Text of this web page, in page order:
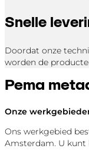
Snelle
Doordat onze
worden de
Pema
Onze
Ons werkgebied
Amsterdam. U kunt